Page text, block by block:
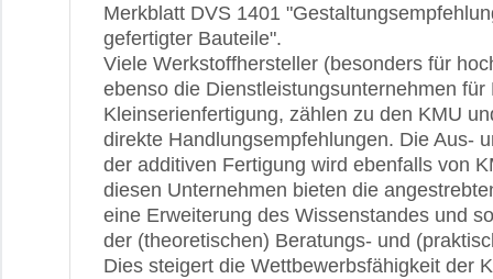
Merkblatt DVS 1401
gefertigter Bauteile".
Viele Werkstoffhersteller (besonders für
ebenso die Dienstleistungsunternehmen für
Kleinserienfertigung, zählen zu den KMU
direkte Handlungsempfehlungen. Die Aus-
der additiven Fertigung wird ebenfalls von
diesen Unternehmen bieten die
eine Erweiterung des Wissenstandes und
der (theoretischen) Beratungs- und
Dies steigert die Wettbewerbsfähigkeit der